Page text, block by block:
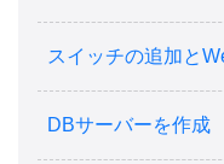
スイッチの追加と
DBサーバーを作成